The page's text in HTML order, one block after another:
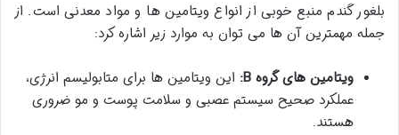
بلغور گندم منبع خوبی از انواع ویتامین ها و مواد معدنی است. از
جمله مهمترین آن ها می توان به موارد زیر اشاره کرد:
ویتامین های گروه B:
این ویتامین ها برای متابولیسم انرژی،
عملکرد صحیح سیستم عصبی و سلامت پوست و مو ضروری
هستند.